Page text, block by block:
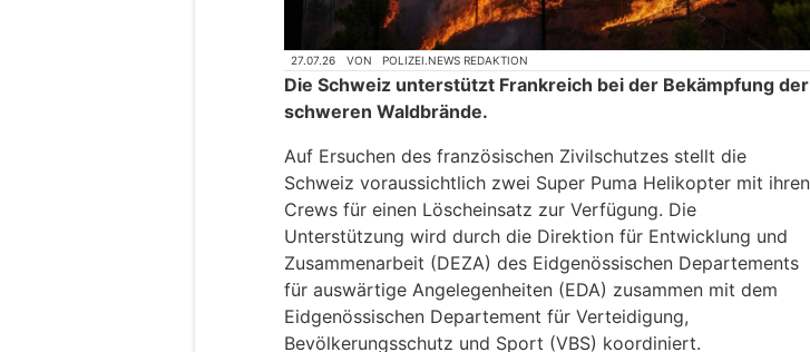
27.07.26 VON POLIZEI.NEWS REDAKTION
Die Schweiz unterstützt Frankreich bei der Bekämpfung der
schweren Waldbrände.
Auf Ersuchen des französischen Zivilschutzes stellt die
Schweiz voraussichtlich zwei Super Puma Helikopter mit ihren
Crews für einen Löscheinsatz zur Verfügung. Die
Unterstützung wird durch die Direktion für Entwicklung und